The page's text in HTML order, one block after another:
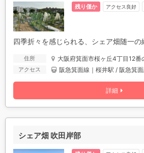
詳細
残り僅か アクセス良好
四季折々を感じられる、シェア畑随一の
住所 大阪府箕面市桜ヶ丘4丁目12番
アクセス 阪急箕面線｜桜井駅 / 阪急箕
シェア畑 吹田岸部